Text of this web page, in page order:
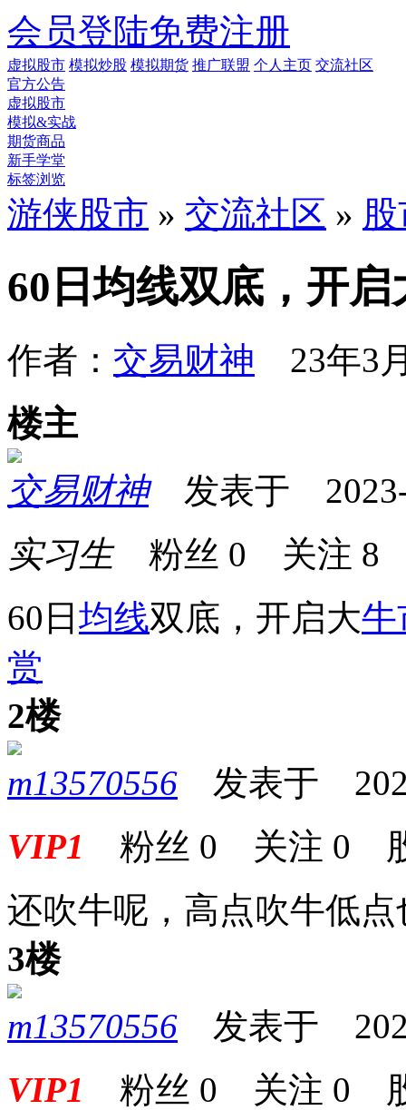
会员登陆免费注册
虚拟股市 模拟炒股 模拟期货 推广联盟 个人主页 交流社区
官方公告
虚拟股市
模拟&实战
期货商品
新手学堂
标签浏览
游侠股市 » 交流社区 »
60日均线双底，开
作者： 交易财神 23年3
楼主
交易财神发表于 2023-
实习生粉丝 0 关注 8
60日 均线双底，开启大牛
赏
2楼
m13570556 发表于
VIP1 粉丝 0 关注 0
还吹牛呢，高点吹牛低
3楼
m13570556 发表于
VIP1 粉丝 0 关注 0